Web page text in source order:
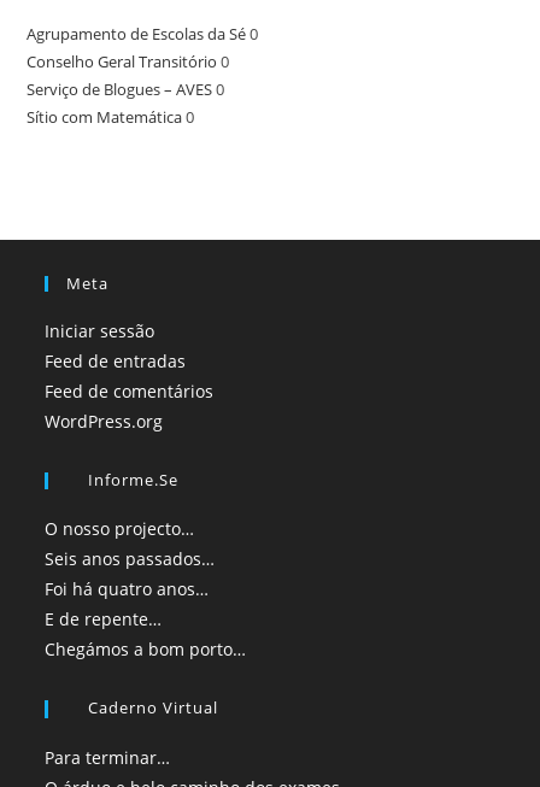
Agrupamento de Escolas da Sé0
Conselho Geral Transitório 0
Serviço de Blogues – AVES0
Sítio com Matemática0
Meta
Iniciar sessão
Feed de entradas
Feed de comentários
WordPress.org
Informe.se
O nosso projecto…
Seis anos passados…
Foi há quatro anos…
E de repente…
Chegámos a bom porto…
Caderno Virtual
Para terminar…